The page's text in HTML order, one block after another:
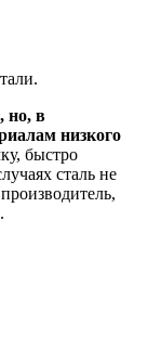
но, в
низкого
быстро
сталь не